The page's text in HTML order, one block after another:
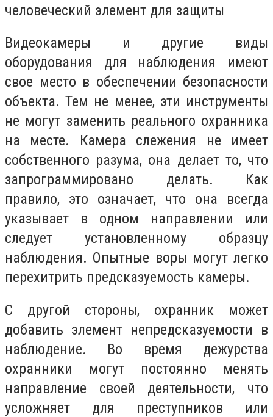
человеческий элемент для защиты
Видеокамеры и другие виды
оборудования для наблюдения имеют
свое место в обеспечении безопасности
объекта. Тем не менее, эти инструменты
не могут заменить реального охранника
на месте. Камера слежения не имеет
собственного разума, она делает то, что
запрограммировано делать. Как
правило, это означает, что она всегда
указывает в одном направлении или
следует установленному образцу
наблюдения. Опытные воры могут легко
перехитрить предсказуемость камеры.
С другой стороны, охранник может
добавить элемент непредсказуемости в
наблюдение. Во время дежурства
охранники могут постоянно менять
направление своей деятельности, что
усложняет для преступников или